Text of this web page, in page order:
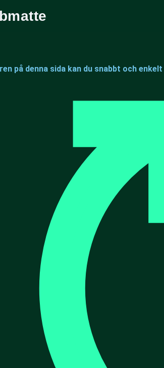
på denna sida kan du snabbt och